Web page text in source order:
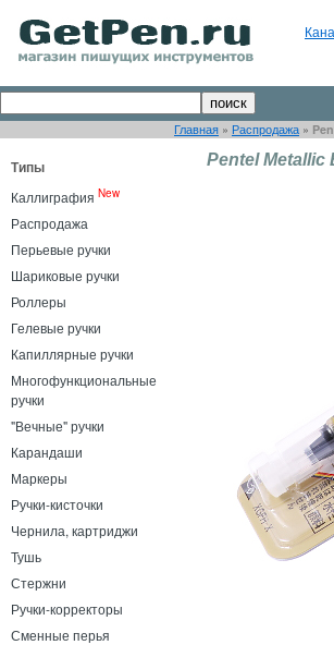
Главная » Распродажа »
Типы
Каллиграфия New
Распродажа
Перьевые ручки
Шариковые ручки
Роллеры
Гелевые ручки
Капиллярные ручки
Многофункциональные
ручки
"Вечные" ручки
Карандаши
Маркеры
Ручки-кисточки
Чернила, картриджи
Тушь
Стержни
Ручки-корректоры
Сменные перья
Pentel Metallic